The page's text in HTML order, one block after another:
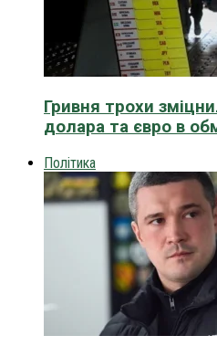
Гривня трохи
долара та євро в
Політика